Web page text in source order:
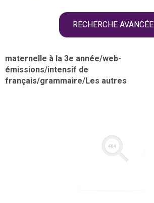
RECHERCHE AVANCÉE
maternelle à la 3e année/web-
émissions/intensif de
français/grammaire/Les autres